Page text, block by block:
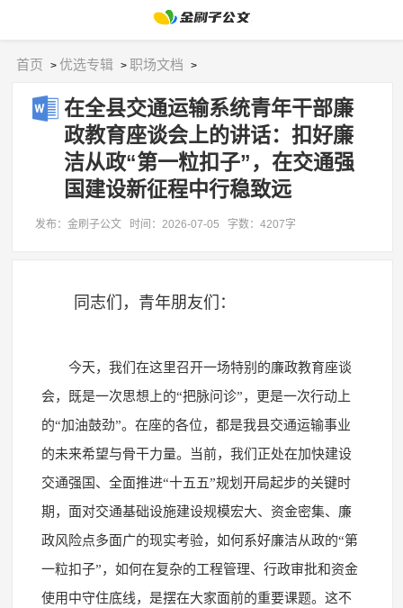
首页 >优选专辑 >职场文档 >
在全县交通运输系统青年干部廉
政教育座谈会上的讲话：扣好廉
洁从政“第一粒扣子”，在交通强
国建设新征程中行稳致远
发布：金刷子公文 时间：2026-07-05 字数：4207字
同志们，青年朋友们：
今天，我们在这里召开一场特别的廉政教育座谈
会，既是一次思想上的“把脉问诊”，更是一次行动上
的“加油鼓劲”。在座的各位，都是我县交通运输事业
的未来希望与骨干力量。当前，我们正处在加快建设
交通强国、全面推进“十五五”规划开局起步的关键时
期，面对交通基础设施建设规模宏大、资金密集、廉
政风险点多面广的现实考验，如何系好廉洁从政的“第
一粒扣子”，如何在复杂的工程管理、行政审批和资金
使用中守住底线，是摆在大家面前的重要课题。这不